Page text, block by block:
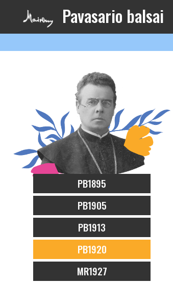
Pavasario balsai
PB1895
PB1905
PB1913
PB1920
MR1927